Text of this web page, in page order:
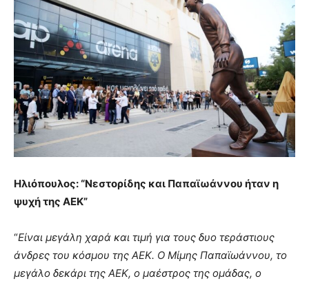
Ηλιόπουλος: “Νεστορίδης και Παπαϊωάννου ήταν η
ψυχή της ΑΕΚ”
“Είναι μεγάλη χαρά και τιμή για τους δυο τεράστιους
άνδρες του κόσμου της ΑΕΚ. Ο Μίμης Παπαϊωάννου, το
μεγάλο δεκάρι της ΑΕΚ, ο μαέστρος της ομάδας, ο